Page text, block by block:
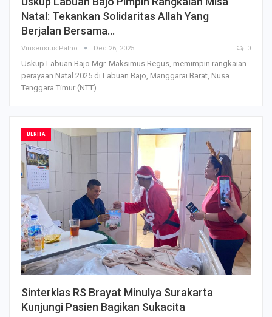
Natal: Tekankan Solidaritas Allah Yang
Berjalan Bersama…
Vinsensius Patno Dec 26, 2025 0
Uskup Labuan Bajo Mgr. Maksimus Regus, memimpin rangkaian
perayaan Natal 2025 di Labuan Bajo, Manggarai Barat, Nusa
Tenggara Timur (NTT).
BERITA
Sinterklas RS Brayat Minulya Surakarta
Kunjungi Pasien Bagikan Sukacita